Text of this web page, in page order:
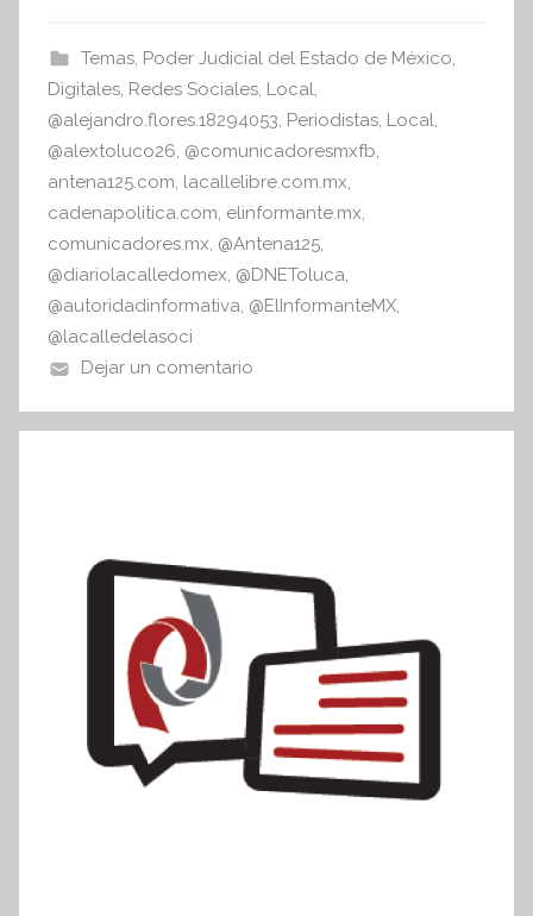
I
n
o
r
m
a
t
i
b
o
o
k
A
p
p
Temas, Poder Judicial del Estado de México,
Digitales, Redes Sociales, Local,
@alejandro.flores.18294053, Periodistas, Local,
@alextoluco26, @comunicadoresmxfb,
antena125.com, lacallelibre.com.mx,
cadenapolitica.com, elinformante.mx,
comunicadores.mx, @Antena125,
@diariolacalledomex, @DNEToluca,
@autoridadinformativa, @ElInformanteMX,
@lacalledelasoci
Dejar un comentario